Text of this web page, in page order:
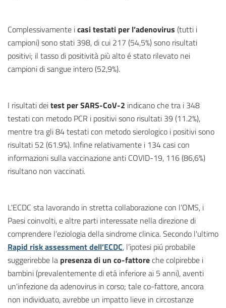
Complessivamente icasi testati per l’adenovirus (tutti i
campioni) sono stati 398, di cui 217 (54,5%) sono risultati
positivi; il tasso di positività più alto é stato rilevato nei
campioni di sangue intero (52,9%).
I risultati deitest per SARS-CoV-2 indicano che tra i 348
testati con metodo PCR i positivi sono risultati 39 (11.2%),
mentre tra gli 84 testati con metodo sierologico i positivi sono
risultati 52 (61.9%). Infine relativamente i 134 casi con
informazioni sulla vaccinazione anti COVID-19, 116 (86,6%)
risultano non vaccinati.
L'ECDC sta lavorando in stretta collaborazione con l’OMS, i
Paesi coinvolti, e altre parti interessate nella direzione di
comprendere l’eziologia della sindrome clinica. Secondo l'ultimo
Rapid risk assessment dell’ECDC, l’ipotesi piú probabile
suggerirebbe la presenza di un co-fattoreche colpirebbe i
bambini (prevalentemente di etá inferiore ai 5 anni), aventi
un'infezione da adenovirus in corso; tale co-fattore, ancora
non individuato, avrebbe un impatto lieve in circostanze